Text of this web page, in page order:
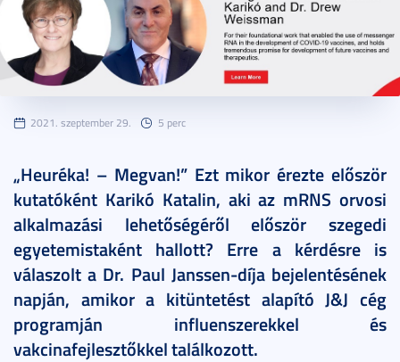
2021. szeptember 29. 5 perc
„Heuréka! – Megvan!” Ezt mikor érezte először
kutatóként Karikó Katalin, aki az mRNS orvosi
alkalmazási lehetőségéről először szegedi
egyetemistaként hallott? Erre a kérdésre is
válaszolt a Dr. Paul Janssen-díja bejelentésének
napján, amikor a kitüntetést alapító J&J cég
programján influenszerekkel és
vakcinafejlesztőkkel találkozott.